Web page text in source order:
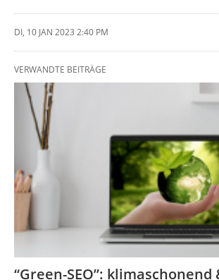
DI, 10 JAN 2023 2:40 PM
VERWANDTE BEITRÄGE
“Green-SEO”: klimaschonend